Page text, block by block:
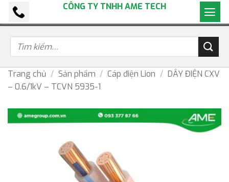
dung
CÔNG TY TNHH AME TECH
Trang chủ / Sản phẩm / Cáp điện Lion / DÂY ĐIỆN CXV
– 0.6/1kV – TCVN 5935-1